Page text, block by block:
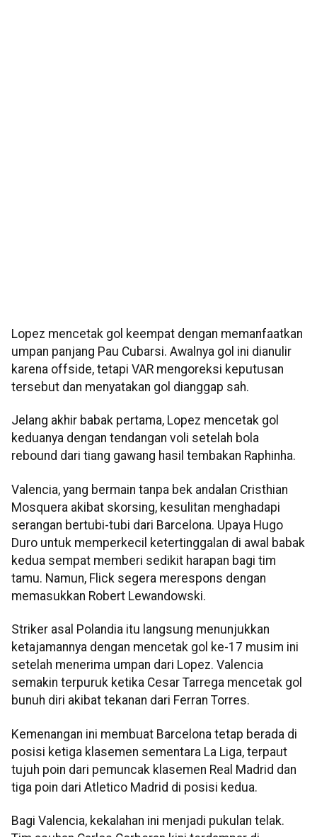
Lopez mencetak gol keempat dengan memanfaatkan
umpan panjang Pau Cubarsi. Awalnya gol ini dianulir
karena offside, tetapi VAR mengoreksi keputusan
tersebut dan menyatakan gol dianggap sah.
Jelang akhir babak pertama, Lopez mencetak gol
keduanya dengan tendangan voli setelah bola
rebound dari tiang gawang hasil tembakan Raphinha.
Valencia, yang bermain tanpa bek andalan Cristhian
Mosquera akibat skorsing, kesulitan menghadapi
serangan bertubi-tubi dari Barcelona. Upaya Hugo
Duro untuk memperkecil ketertinggalan di awal babak
kedua sempat memberi sedikit harapan bagi tim
tamu. Namun, Flick segera merespons dengan
memasukkan Robert Lewandowski.
Striker asal Polandia itu langsung menunjukkan
ketajamannya dengan mencetak gol ke-17 musim ini
setelah menerima umpan dari Lopez. Valencia
semakin terpuruk ketika Cesar Tarrega mencetak gol
bunuh diri akibat tekanan dari Ferran Torres.
Kemenangan ini membuat Barcelona tetap berada di
posisi ketiga klasemen sementara La Liga, terpaut
tujuh poin dari pemuncak klasemen Real Madrid dan
tiga poin dari Atletico Madrid di posisi kedua.
Bagi Valencia, kekalahan ini menjadi pukulan telak.